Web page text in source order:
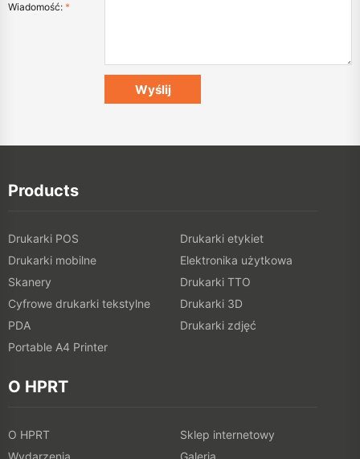
Wiadomość: *
Products
Drukarki POS
Drukarki etykiet
Drukarki mobilne
Elektronika użytkowa
Skanery
Drukarki TTO
Cyfrowe drukarki tekstylne
Drukarki 3D
PDA
Drukarki zdjęć
Portable A4 Printer
O HPRT
O HPRT
Sklep internetowy
Wydarzenia
Galeria